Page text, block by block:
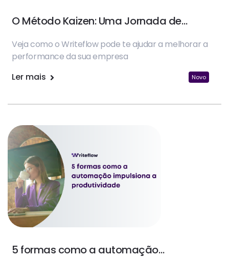
O Método Kaizen: Uma Jornada de
Veja como o Writeflow pode te ajudar a melhorar a
performance da sua empresa
Ler mais
Novo
5 formas como a automação